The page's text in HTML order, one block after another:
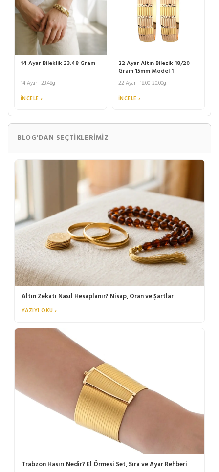
14 Ayar Bileklik 23.48 Gram
14 Ayar · 23.48g
İNCELE ›
22 Ayar Altın Bilezik 18/20
Gram 15mm Model 1
22 Ayar · 18.00-20.00g
İNCELE ›
BLOG'DAN SEÇTIKLERIMIZ
Altın Zekatı Nasıl Hesaplanır? Nisap, Oran ve Şartlar
YAZIYI OKU ›
Trabzon Hasırı Nedir? El Örmesi Set, Sıra ve Ayar Rehberi